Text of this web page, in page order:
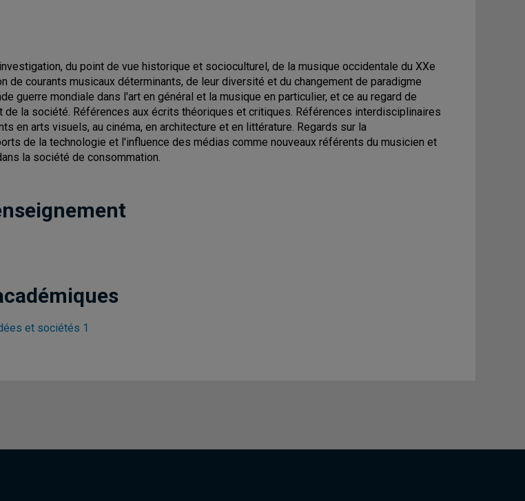
du point de vue historique et socioculturel, de la musique occidentale du XXe
de courants musicaux déterminants, de leur diversité et du changement de paradigme
guerre mondiale dans l'art en général et la musique en particulier, et ce au regard de
la société. Références aux écrits théoriques et critiques. Références interdisciplinaires
en arts visuels, au cinéma, en architecture et en littérature. Regards sur la
de la technologie et l'influence des médias comme nouveaux référents du musicien et
la société de consommation.
et sociétés 1